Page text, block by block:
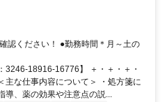
認ください！ ●勤務時間＊月～土の
3246-18916-16776】 ＋・＋・＋・
主な仕事内容について＞ ・処方箋に
導、薬の効果や注意点の説...